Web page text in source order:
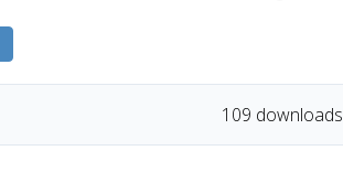
109 downloads